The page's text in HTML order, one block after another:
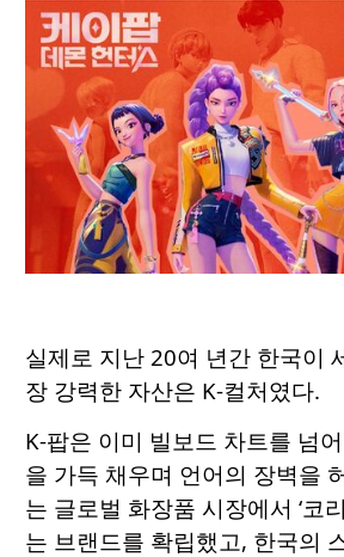
실제로 지난 20여 년간 한국이
장 강력한 자산은 K-컬처였다.
K-팝은 이미 빌보드 차트를 넘
을 가득 채우며 언어의 장벽을
는 글로벌 화장품 시장에서 ‘코
는 브랜드를 확립했고, 한국의